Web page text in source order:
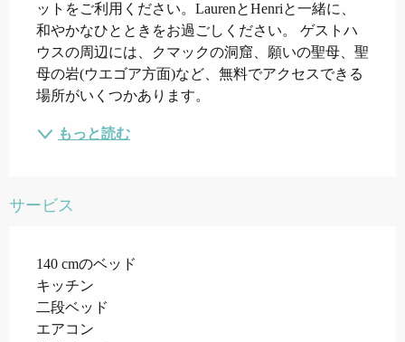
ットをご利用ください。LaurenとHenriと一緒に、
和やかなひとときをお過ごしください。 ゲストハ
ウスの周辺には、クマックの洞窟、願いの聖母、聖
母の岩(ウエゴア方面)など、無料でアクセスできる
場所がいくつかあります。
もっと読む
サービス
140 cmのベッド
キッチン
二段ベッド
エアコン